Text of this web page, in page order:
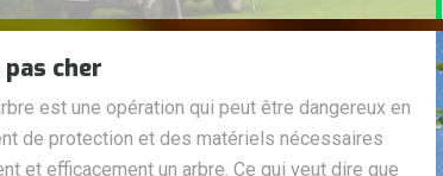
cher
est une opération qui peut être dangereux en
de protection et des matériels nécessaires
et efficacement un arbre. Ce qui veut dire que